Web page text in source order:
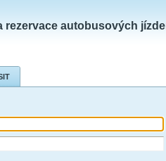
rezervace autobusových